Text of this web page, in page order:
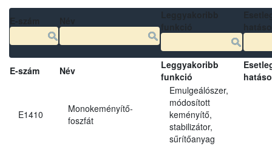
E-szám Név
Leggyakoribb
funkció
E1410
Monokeményítő-
foszfát
Emulgeálószer,
módosított
keményítő,
stabilizátor,
sűrítőanyag